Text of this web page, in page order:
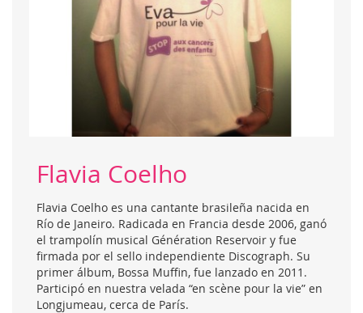
Flavia Coelho
Flavia Coelho es una cantante brasileña nacida en
Río de Janeiro. Radicada en Francia desde 2006, ganó
el trampolín musical Génération Reservoir y fue
firmada por el sello independiente Discograph. Su
primer álbum, Bossa Muffin, fue lanzado en 2011.
Participó en nuestra velada “en scène pour la vie” en
Longjumeau, cerca de París.